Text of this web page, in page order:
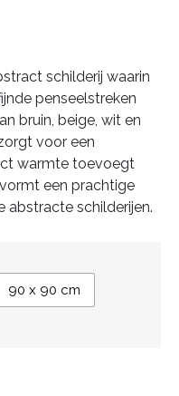
schilderij waarin
penseelstreken
bruin, beige, wit en
voor een
warmte toevoegt
een prachtige
abstracte schilderijen.
90 x 90 cm